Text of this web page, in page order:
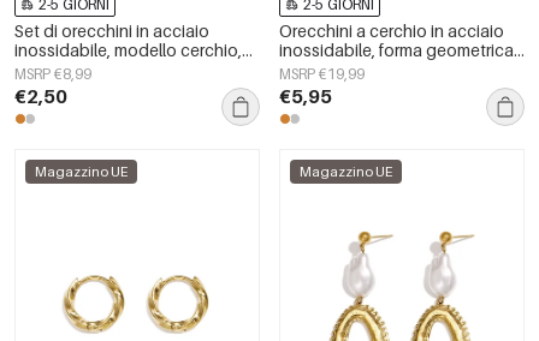
2-5 GIORNI
Set di orecchini in acciaio
inossidabile, modello cerchio,
serie semplice, gioielli da donna
MSRP €8,99
€2,50
2-5 GIORNI
Orecchini a cerchio in acciaio
inossidabile, forma geometrica,
semplici, serie Daily Simple,
gioielli da donna
MSRP €19,99
€5,95
Magazzino UE Magazzino UE